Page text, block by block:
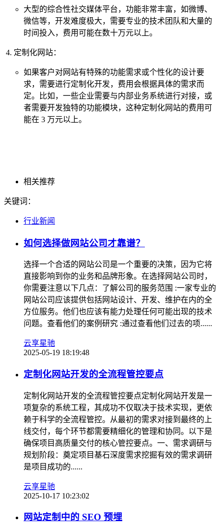
大型的综合性社交媒体平台，功能非常丰富，如微博、
微信等，开发难度极大，需要专业的技术团队和大量的
时间投入，费用可能在数十万元以上。
定制化网站：
如果客户对网站有特殊的功能需求或个性化的设计要
求，需要进行定制化开发，费用会根据具体的需求而
定。比如，一些企业需要与内部业务系统进行对接，或
者需要开发独特的功能模块，这种定制化网站的费用可
能在 3 万元以上。
相关推荐
关键词：
行业新闻
如何选择做网站公司才靠谱？
选择一个合适的网站公司是一个重要的决策，因为它将
直接影响到你的业务和品牌形象。在选择网站公司时，
你需要注意以下几点：了解公司的服务范围 :一家专业的
网站公司应该提供包括网站设计、开发、维护在内的全
方位服务。他们也应该有能力处理任何可能出现的技术
问题。查看他们的案例研究 :通过查看他们过去的项......
云享星驰
2025-05-19 18:19:48
定制化网站开发的全流程管控要点
定制化网站开发的全流程管控要点定制化网站开发是一
项复杂的系统工程，其成功不仅取决于技术实现，更依
赖于科学的全流程管控。从最初的需求对接到最终的上
线交付，每个环节都需要精细化的管理和协同。以下是
确保项目高质量交付的核心管控要点。一、需求调研与
规划阶段：奠定项目基石深度需求挖掘有效的需求调研
是项目成功的......
云享星驰
2025-10-17 10:23:02
网站定制中的 SEO 预埋